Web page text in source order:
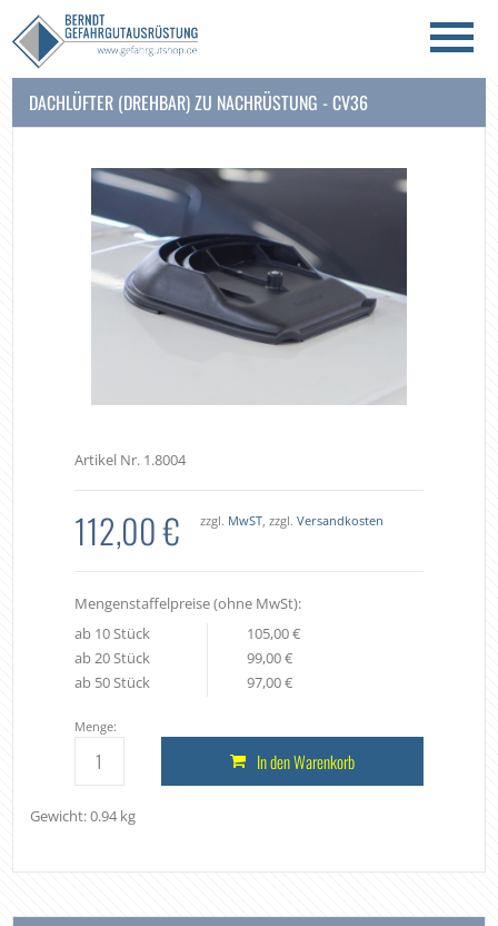
DACHLÜFTER (DREHBAR) ZU NACHRÜSTUNG - CV36
Artikel Nr. 1.8004
112,00 € zzgl. MwST, zzgl. Versandkosten
Mengenstaffelpreise (ohne MwSt):
ab 10 Stück
105,00 €
ab 20 Stück
99,00 €
ab 50 Stück
97,00 €
Menge:
In den Warenkorb
Gewicht: 0.94 kg